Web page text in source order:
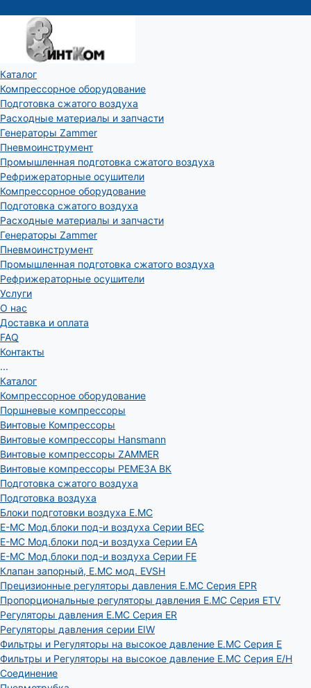
Каталог
Компрессорное оборудование
Подготовка сжатого воздуха
Расходные материалы и запчасти
Генераторы Zammer
Пневмоинструмент
Промышленная подготовка сжатого воздуха
Рефрижераторные осушители
Компрессорное оборудование
Подготовка сжатого воздуха
Расходные материалы и запчасти
Генераторы Zammer
Пневмоинструмент
Промышленная подготовка сжатого воздуха
Рефрижераторные осушители
Услуги
О нас
Доставка и оплата
FAQ
Контакты
...
Каталог
Компрессорное оборудование
Поршневые компрессоры
Винтовые Компрессоры
Винтовые компрессоры Hansmann
Винтовые компрессоры ZAMMER
Винтовые компрессоры РЕМЕЗА ВК
Подготовка сжатого воздуха
Подготовка воздуха
Блоки подготовки воздуха E.MC
E-MC Мод.блоки под-и воздуха Серии BEC
E-MC Мод.блоки под-и воздуха Серии EA
E-MC Мод.блоки под-и воздуха Серии FE
Клапан запорный, E.MC мод. EVSH
Прецизионные регуляторы давления E.MC Серия EPR
Пропорциональные регуляторы давления E.MC Серия ETV
Регуляторы давления E.MC Серия ER
Регуляторы давления серии EIW
Фильтры и Регуляторы на высокое давление E.MC Серия E
Фильтры и Регуляторы на высокое давление E.MC Серия E/H
Соединение